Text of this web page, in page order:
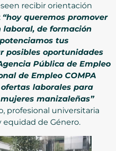
recibir orientación
“hoy queremos promover
laboral, de formación
tus
posibles oportunidades
Pública de Empleo
de Empleo COMPA
laborales para
manizaleñas”
profesional universitaria
equidad de Género.